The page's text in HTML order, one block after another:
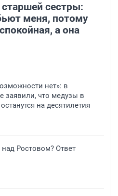
сестры:
меня, потому
а она
нет»: в
заявили, что медузы в
на десятилетия
Ростовом? Ответ